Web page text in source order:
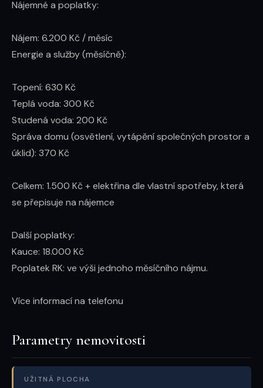
Nájemné a poplatky:
Nájem: 6.200 Kč / měsíc
Energie a služby (měsíčně):
Topení: 630 Kč
Teplá voda: 300 Kč
Studená voda: 200 Kč
Správa domu (osvětlení, vytápění společných prostor a
úklid): 370 Kč
Celkem: 1.500 Kč + elektřina dle vlastní spotřeby, která
se přepisuje na nájemce
Další poplatky:
Kauce: 18.000 Kč
Poplatek RK: ve výši jednoho měsíčního nájmu.
Více informací na telefonu
Parametry nemovitosti
UŽITNÁ PLOCHA